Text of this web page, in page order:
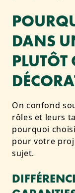
DANS
On confond
rôles et leurs
pourquoi
pour votre
sujet.